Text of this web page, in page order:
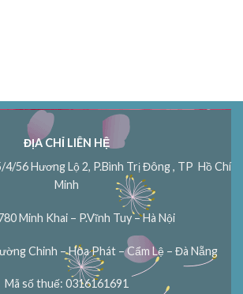
ĐỊA CHỈ LIÊN HỆ
4/56 Hương Lộ 2, P.Bình Trị Đông , TP Hồ Chí
Minh
Minh Khai – P.Vĩnh Tuy – Hà Nội
Chinh – Hòa Phát – Cẩm Lệ – Đà Nẵng
Mã số thuế: 0316161691